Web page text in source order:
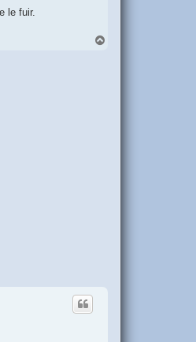
le fuir.